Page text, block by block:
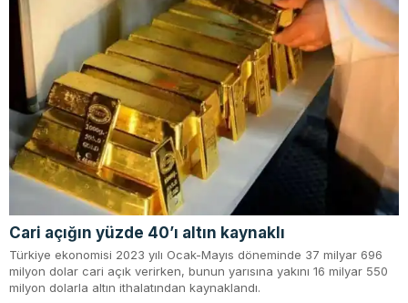
Cari açığın yüzde 40’ı altın kaynaklı
Türkiye ekonomisi 2023 yılı Ocak-Mayıs döneminde 37 milyar 696
milyon dolar cari açık verirken, bunun yarısına yakını 16 milyar 550
milyon dolarla altın ithalatından kaynaklandı.